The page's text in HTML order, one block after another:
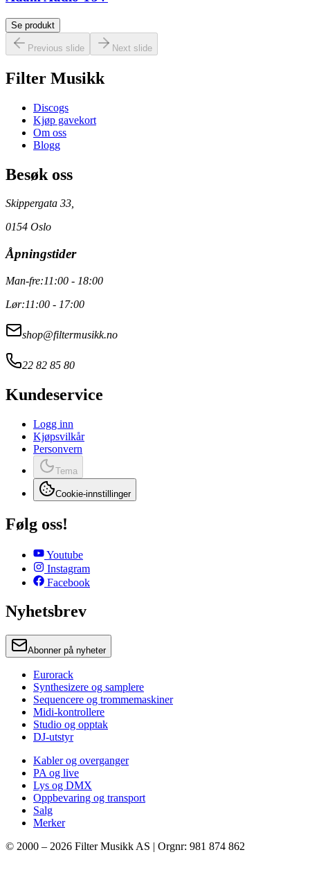
Se produkt
Previous slide Next slide
Filter Musikk
Discogs
Kjøp gavekort
Om oss
Blogg
Besøk oss
Skippergata 33,
0154 Oslo
Åpningstider
Man-fre:11:00 - 18:00
Lør:11:00 - 17:00
shop@filtermusikk.no
22 82 85 80
Kundeservice
Logg inn
Kjøpsvilkår
Personvern
Tema
Cookie-innstillinger
Følg oss!
Youtube
Instagram
Facebook
Nyhetsbrev
Abonner på nyheter
Eurorack
Synthesizere og samplere
Sequencere og trommemaskiner
Midi-kontrollere
Studio og opptak
DJ-utstyr
Kabler og overganger
PA og live
Lys og DMX
Oppbevaring og transport
Salg
Merker
© 2000 – 2026 Filter Musikk AS | Orgnr: 981 874 862